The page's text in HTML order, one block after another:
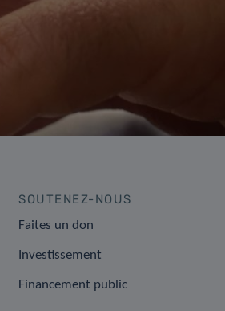
SOUTENEZ-NOUS
Faites un don
Investissement
Financement public